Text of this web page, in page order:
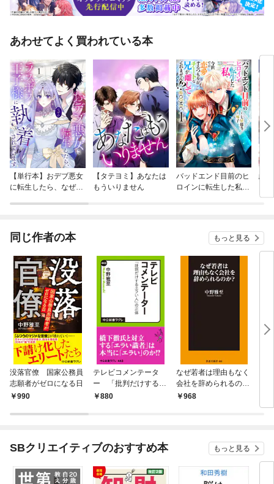
あわせてよく買われている本
【単行本】おデブ悪女
に転生したら、なぜか
【タテヨミ】あなたは
もういりません
バッドエンド目前のヒ
ロインに転生した私、
結
同じ作者の本 もっと見る
没落官僚 国家公務員
志願者がゼロになる日
990
テレビコメンテータ
ー 「批判だけするエ
ラい人」の正体
880
なぜ若者は理由もなく
会社を辞められるの
か？968
SBクリエイティブのおすすめ本 もっと見る